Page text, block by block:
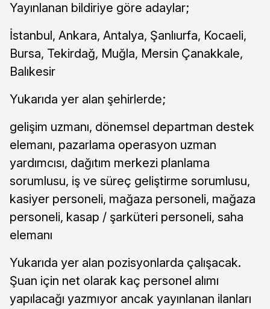
Yayınlanan bildiriye göre adaylar;
İstanbul, Ankara, Antalya, Şanlıurfa, Kocaeli,
Bursa, Tekirdağ, Muğla, Mersin Çanakkale,
Balıkesir
Yukarıda yer alan şehirlerde;
gelişim uzmanı, dönemsel departman destek
elemanı, pazarlama operasyon uzman
yardımcısı, dağıtım merkezi planlama
sorumlusu, iş ve süreç geliştirme sorumlusu,
kasiyer personeli, mağaza personeli, mağaza
personeli, kasap / şarküteri personeli, saha
elemanı
Yukarıda yer alan pozisyonlarda çalışacak.
Şuan için net olarak kaç personel alımı
yapılacağı yazmıyor ancak yayınlanan ilanları